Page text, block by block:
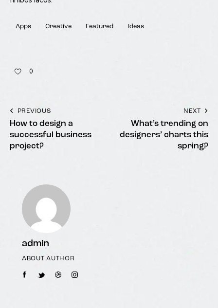
Apps Creative Featured Ideas
0
PREVIOUS
How to design a
successful business
project?
NEXT
What’s trending on
designers’ charts this
spring?
admin
ABOUT AUTHOR